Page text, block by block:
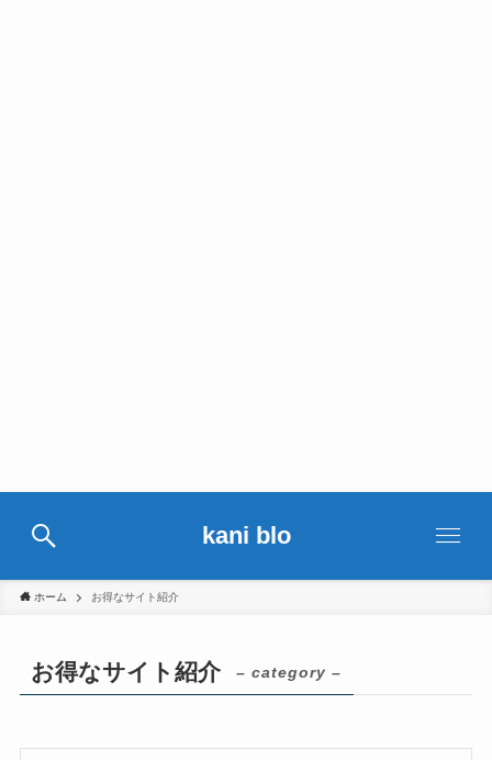
kani blo
ホーム お得なサイト紹介
お得なサイト紹介 – category –